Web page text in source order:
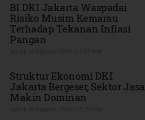
BI DKI Jakarta Waspadai
Risiko Musim Kemarau
Terhadap Tekanan Inflasi
Pangan
Struktur Ekonomi DKI
Jakarta Bergeser, Sektor Jasa
Makin Dominan